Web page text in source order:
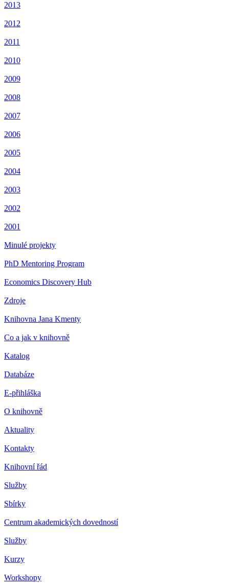
2013
2012
2011
2010
2009
2008
2007
2006
2005
2004
2003
2002
2001
Minulé projekty
PhD Mentoring Program
Economics Discovery Hub
Zdroje
Knihovna Jana Kmenty
Co a jak v knihovně
Katalog
Databáze
E-přihláška
O knihovně
Aktuality
Kontakty
Knihovní řád
Služby
Sbírky
Centrum akademických dovedností
Služby
Kurzy
Workshopy